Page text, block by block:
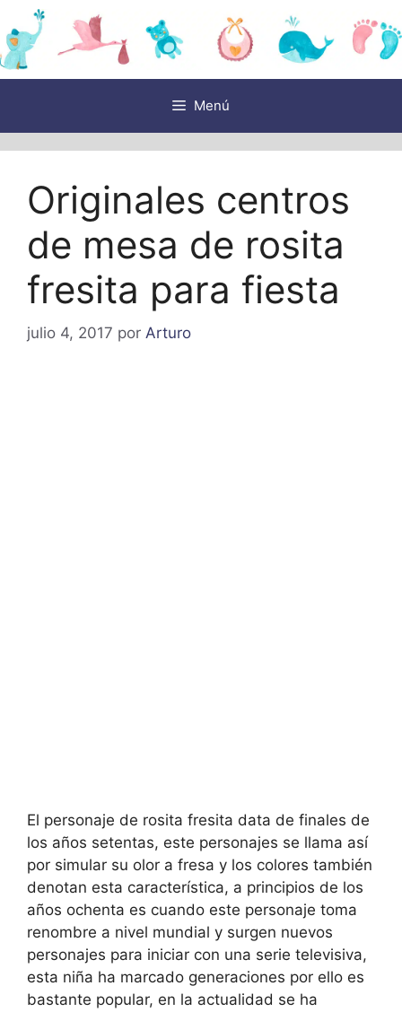
Saltar
al
contenido
Menú
Originales centros
de mesa de rosita
fresita para fiesta
julio 4, 2017 por Arturo
El personaje de rosita fresita data de finales de
los años setentas, este personajes se llama así
por simular su olor a fresa y los colores también
denotan esta característica, a principios de los
años ochenta es cuando este personaje toma
renombre a nivel mundial y surgen nuevos
personajes para iniciar con una serie televisiva,
esta niña ha marcado generaciones por ello es
bastante popular, en la actualidad se ha